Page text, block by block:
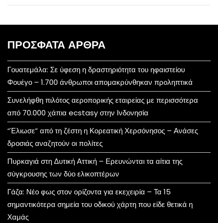
ΠΡΌΣΦΑΤΑ ΆΡΘΡΑ
Γουατεμάλα: Σε ύφεση η δραστηριότητα του ηφαιστείου
Φουέγο – 1.700 άνθρωποι απομακρύνθηκαν προληπτικά
Συνελήφθη πιλότος αεροπορικής εταιρείας με περισσότερα
από 70.000 χάπια ecstasy στην Ινδονησία
“Έλιωσε” από τη ζέστη η Κορεατική Χερσόνησος – Ανάσες
δροσιάς αναζητούν οι πολίτες
Πυρκαγιά στη Δυτική Αττική – Ερευνώνται τα αίτια της
σύγκρουσης των δύο ελικοπτέρων
Γάζα: Νέο φως στον ορίζοντα για εκεχειρία – Τα 15
σημαντικότερα σημεία του οδικού χάρτη που είδε θετικά η
Χαμάς